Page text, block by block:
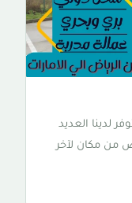
لدينا العديد
من مكان لآخر